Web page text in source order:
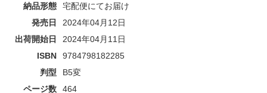
納品形態
宅配便にてお届け
発売日
2024年04月12日
出荷開始日
2024年04月11日
ISBN
9784798182285
判型
B5変
ページ数
464